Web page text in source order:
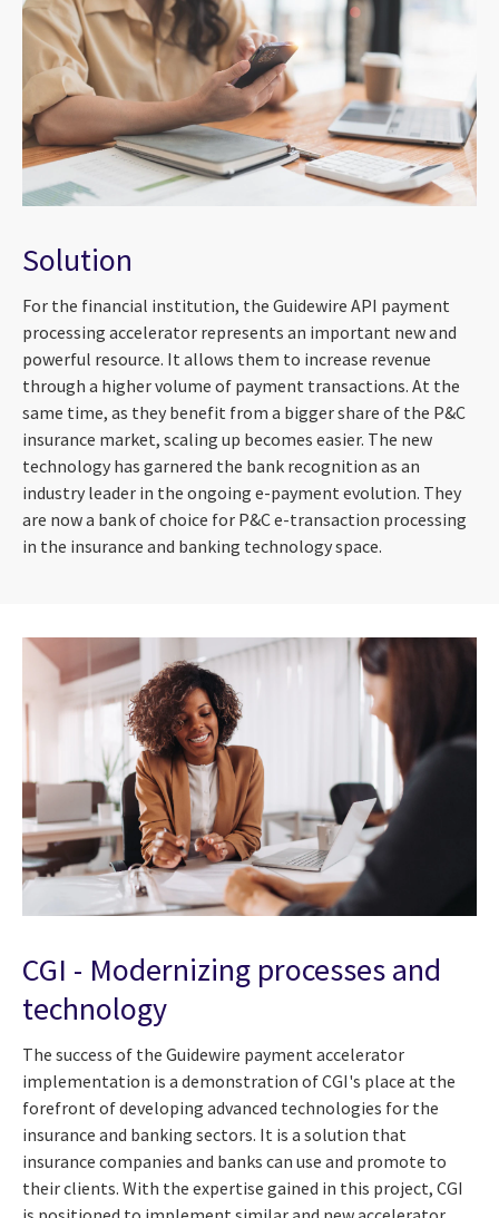
Solution
For the financial institution, the Guidewire API payment
processing accelerator represents an important new and
powerful resource. It allows them to increase revenue
through a higher volume of payment transactions. At the
same time, as they benefit from a bigger share of the P&C
insurance market, scaling up becomes easier. The new
technology has garnered the bank recognition as an
industry leader in the ongoing e-payment evolution. They
are now a bank of choice for P&C e-transaction processing
in the insurance and banking technology space.
CGI - Modernizing processes and
technology
The success of the Guidewire payment accelerator
implementation is a demonstration of CGI's place at the
forefront of developing advanced technologies for the
insurance and banking sectors. It is a solution that
insurance companies and banks can use and promote to
their clients. With the expertise gained in this project, CGI